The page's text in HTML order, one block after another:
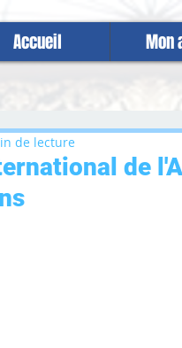
Accueil Mon
de
de lecture